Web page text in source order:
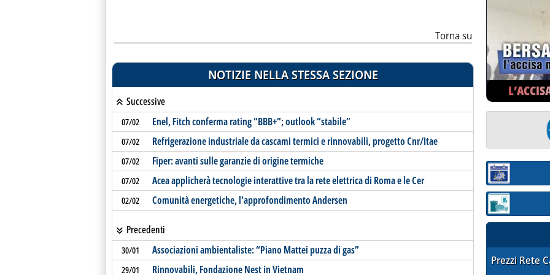
Torna su
NOTIZIE NELLA STESSA SEZIONE
Successive
07/02 Enel, Fitch conferma rating “BBB+”; outlook “stabile”
07/02 Refrigerazione industriale da cascami termici e rinnovabili, progetto Cnr/Itae
07/02 Fiper: avanti sulle garanzie di origine termiche
07/02 Acea applicherà tecnologie interattive tra la rete elettrica di Roma e le Cer
02/02 Comunità energetiche, l'approfondimento Andersen
Precedenti
30/01 Associazioni ambientaliste: “Piano Mattei puzza di gas”
29/01 Rinnovabili, Fondazione Nest in Vietnam
Sezione:
Sezione:
Prezzi Rete